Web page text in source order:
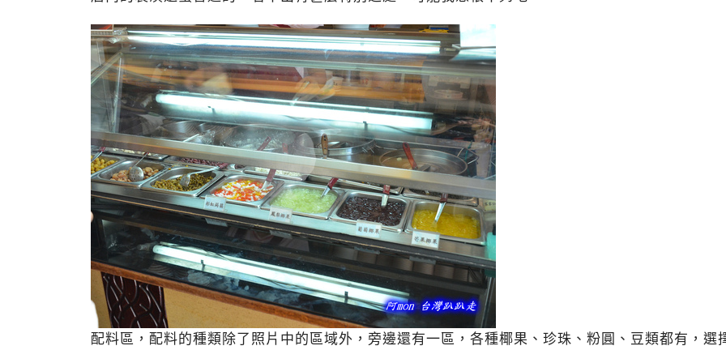
配料區，配料的種類除了照片中的區域外，旁邊還有一區，各種椰果、珍珠、粉圓、豆類都有，選